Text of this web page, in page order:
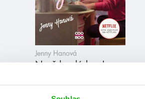
Jenny Hanová
Navždy s láskou Lara